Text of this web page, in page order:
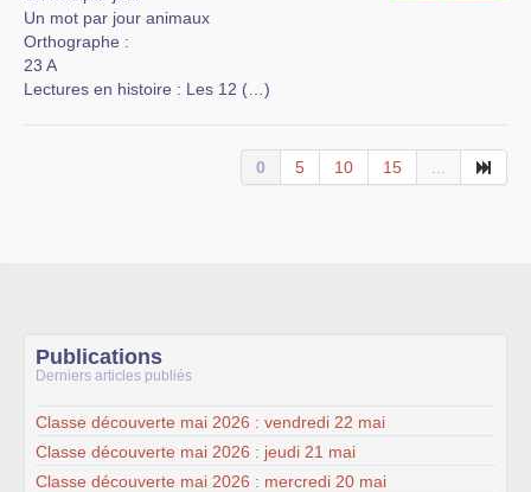
Un mot par jour animaux
Orthographe :
23 A
Lectures en histoire : Les 12 (…)
0 5 10 15
Publications
Derniers articles publiés
Classe découverte mai 2026 : vendredi 22 mai
Classe découverte mai 2026 : jeudi 21 mai
Classe découverte mai 2026 : mercredi 20 mai